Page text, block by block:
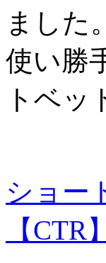
ました
使い勝
トベッ
ショー
【